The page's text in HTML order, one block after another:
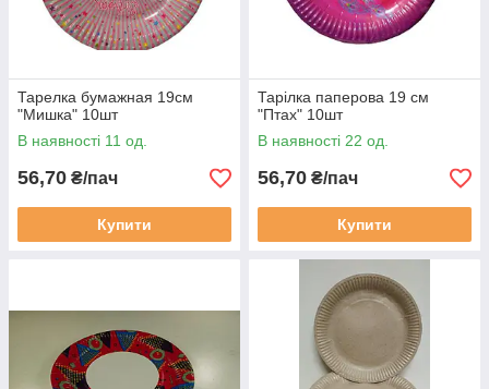
Тарелка бумажная 19см
"Мишка" 10шт
В наявності 11 од.
56,70 ₴/пач
Купити
Тарілка паперова 19 см
"Птах" 10шт
В наявності 22 од.
56,70 ₴/пач
Купити